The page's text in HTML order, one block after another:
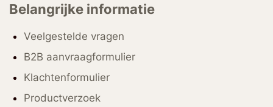
Belangrijke informatie
Veelgestelde vragen
B2B aanvraagformulier
Klachtenformulier
Productverzoek